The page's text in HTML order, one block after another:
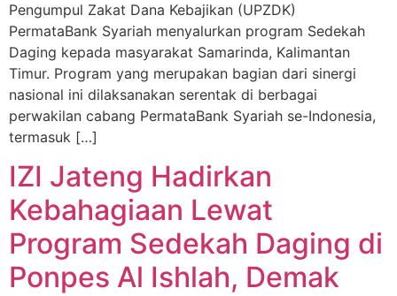
Pengumpul Zakat Dana Kebajikan (UPZDK)
PermataBank Syariah menyalurkan program Sedekah
Daging kepada masyarakat Samarinda, Kalimantan
Timur. Program yang merupakan bagian dari sinergi
nasional ini dilaksanakan serentak di berbagai
perwakilan cabang PermataBank Syariah se-Indonesia,
termasuk […]
IZI Jateng Hadirkan
Kebahagiaan Lewat
Program Sedekah Daging di
Ponpes Al Ishlah, Demak